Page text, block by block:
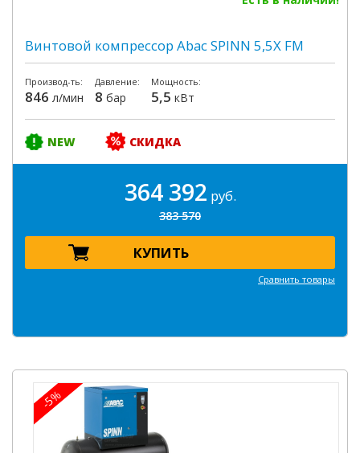
Винтовой компрессор Abac SPINN 5,5X FM
Производ-ть:
846 л/мин
Давление:
8 бар
Мощность:
5,5 кВт
NEW СКИДКА
364 392 руб.
383 570
КУПИТЬ
Сравнить товары
-5%